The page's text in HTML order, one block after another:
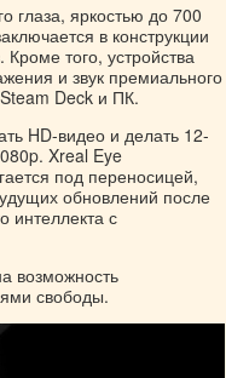
глаза, яркостью до 700
в конструкции
того, устройства
и звук премиального
Deck и ПК.
HD-видео и делать 12-
Xreal Eye
под переносицей,
обновлений после
интеллекта с
возможность
свободы.